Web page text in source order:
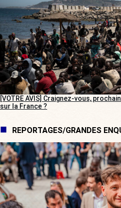
[VOTRE AVIS] Craignez-vous,
sur la France ?
REPORTAGES/GRANDES